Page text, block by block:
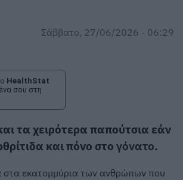
Σάββατο, 27/06/2026 - 06:29
HealthStat
σου στη
τα χειρότερα παπούτσια εάν
και πόνο στο γόνατο.
στα εκατομμύρια των ανθρώπων που